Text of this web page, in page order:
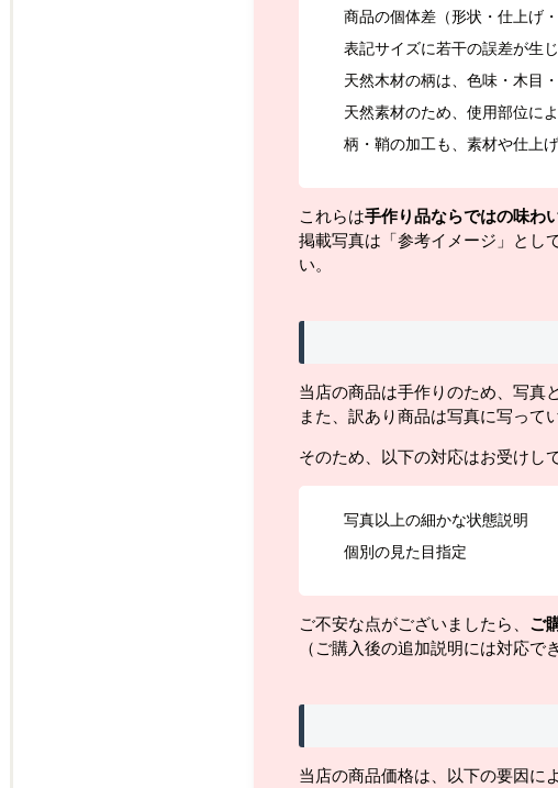
商品の個体差（形状・仕上げ
表記サイズに若干の誤差が生
天然木材の柄は、色味・木目
天然素材のため、使用部位に
柄・鞘の加工も、素材や仕上
これらは手作り品ならではの味わ
掲載写真は「参考イメージ」とし
い。
当店の商品は手作りのため、写真
また、訳あり商品は写真に写って
そのため、以下の対応はお受けし
写真以上の細かな状態説明
個別の見た目指定
ご不安な点がございましたら、 ご
（ご購入後の追加説明には対応で
当店の商品価格は、以下の要因に